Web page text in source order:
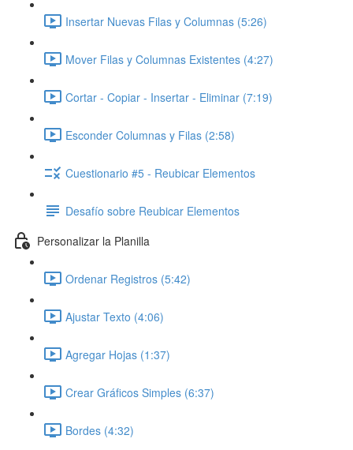
Insertar Nuevas Filas y Columnas (5:26)
Mover Filas y Columnas Existentes (4:27)
Cortar - Copiar - Insertar - Eliminar (7:19)
Esconder Columnas y Filas (2:58)
Cuestionario #5 - Reubicar Elementos
Desafío sobre Reubicar Elementos
Personalizar la Planilla
Ordenar Registros (5:42)
Ajustar Texto (4:06)
Agregar Hojas (1:37)
Crear Gráficos Simples (6:37)
Bordes (4:32)